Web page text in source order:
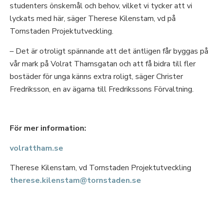
studenters önskemål och behov, vilket vi tycker att vi
lyckats med här, säger Therese Kilenstam, vd på
Tornstaden Projektutveckling.
– Det är otroligt spännande att det äntligen får byggas på
vår mark på Volrat Thamsgatan och att få bidra till fler
bostäder för unga känns extra roligt, säger Christer
Fredriksson, en av ägarna till Fredrikssons Förvaltning.
För mer information:
volrattham.se
Therese Kilenstam, vd Tornstaden Projektutveckling
therese.kilenstam@tornstaden.se